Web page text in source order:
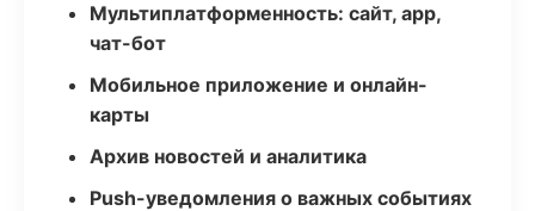
Мультиплатформенность: сайт, app,
чат-бот
Мобильное приложение и онлайн-
карты
Архив новостей и аналитика
Push-уведомления о важных событиях